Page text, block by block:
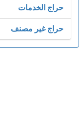
حراج الخدمات
حراج غير مصنف